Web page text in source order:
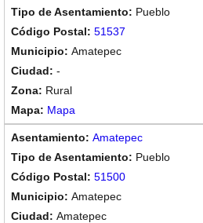
Pueblo
51537
Amatepec
-
Rural
Mapa
Amatepec
Pueblo
51500
Amatepec
Amatepec